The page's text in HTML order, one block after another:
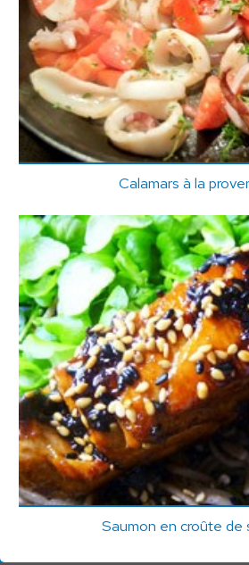
Calamars à la
Saumon en croûte de